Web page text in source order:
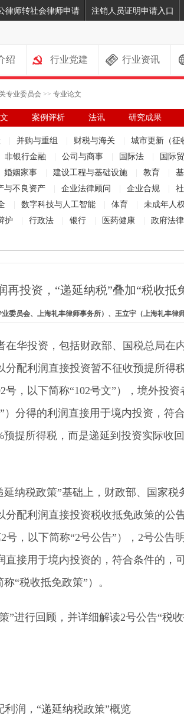
律师转社会律师申请 注销人员证明申请入口
绍 行业党建 行业资讯
专业委员会 >> 专业论文
案例评析 法讯 研究成果
并购与重组 财税与海关 城市更新（征
非银行金融 公司与商事 国际法 国际
婚姻家事 建设工程与基础设施 教育
与不良资产 企业法律顾问 企业合规
数字科技与人工智能 体育 未成年人
护 行政法 银行 医药健康 政府法
再投资，“递延纳税”叠加“税收抵
员会、上海礼丰律师事务所）、王立宇（上海礼丰律师
在华投资，包括财政部、国税总局在
配利润直接投资暂不征收预提所得
号，以下简称“102号文”），境外投资
分得的利润直接用于境内投资，符
提所得税，而是递延到投资实际收
延纳税政策”基础上，财政部、国家税
配利润直接投资税收抵免政策的公
号，以下简称“2号公告”），2号公告
接用于境内投资的，符合条件的，
“税收抵免政策”）。
”进行回顾，并详细解读2号公告“税
润，“递延纳税政策”概览